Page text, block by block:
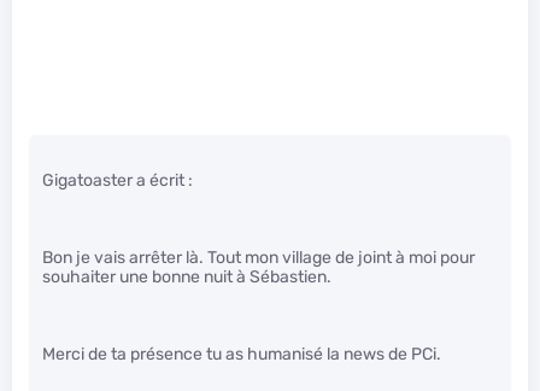
Gigatoaster a écrit :
Bon je vais arrêter là. Tout mon village de joint à moi pour
souhaiter une bonne nuit à Sébastien.
Merci de ta présence tu as humanisé la news de PCi.